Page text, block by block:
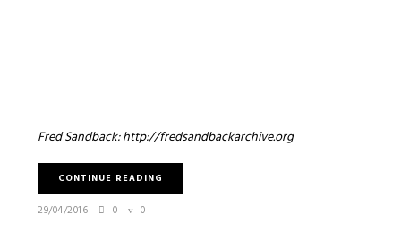
Fred Sandback: http://fredsandbackarchive.org
CONTINUE READING
29/04/2016 0 0